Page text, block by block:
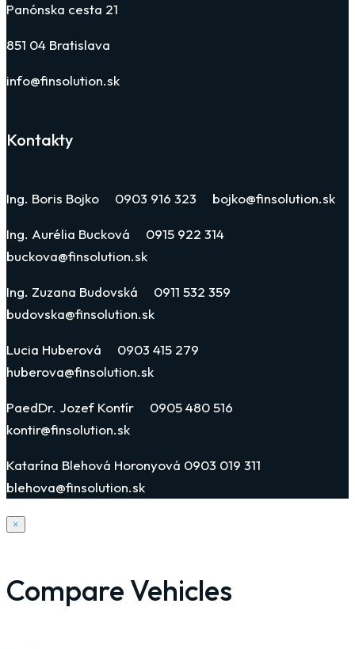
Panónska cesta 21
851 04 Bratislava
info@finsolution.sk
Kontakty
Ing. Boris Bojko 0903 916 323 bojko@finsolution.sk
Ing. Aurélia Bucková 0915 922 314
buckova@finsolution.sk
Ing. Zuzana Budovská 0911 532 359
budovska@finsolution.sk
Lucia Huberová 0903 415 279
huberova@finsolution.sk
PaedDr. Jozef Kontír 0905 480 516
kontir@finsolution.sk
Katarína Blehová Horonyová 0903 019 311
blehova@finsolution.sk
×
Compare Vehicles